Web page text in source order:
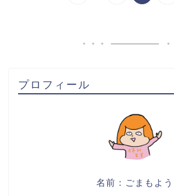
プロフィール
名前：ごまもよう